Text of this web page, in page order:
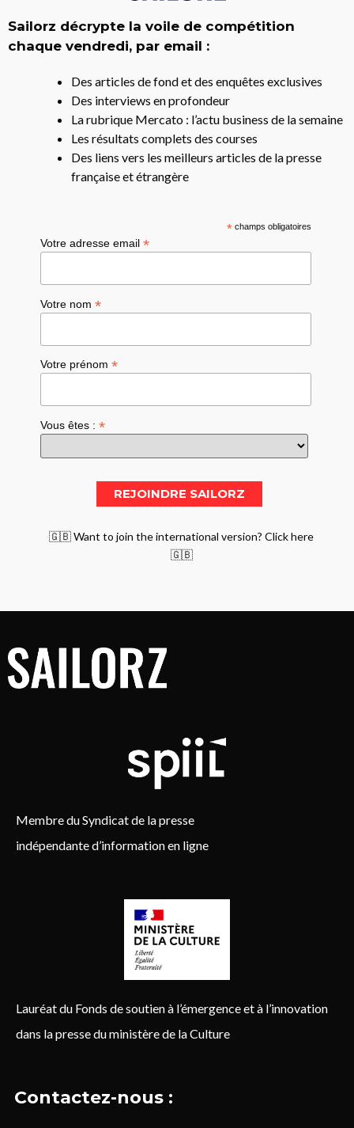
Sailorz décrypte la voile de compétition
chaque vendredi, par email :
Des articles de fond et des enquêtes exclusives
Des interviews en profondeur
La rubrique Mercato : l’actu business de la semaine
Les résultats complets des courses
Des liens vers les meilleurs articles de la presse
française et étrangère
*champs obligatoires
Votre adresse email*
Votre nom*
Votre prénom*
Vous êtes :*
🇬🇧 Want to join the international version? Click here
🇬🇧
Membre du Syndicat de la presse
indépendante d’information en ligne
Lauréat du Fonds de soutien à l’émergence et à l’innovation
dans la presse du ministère de la Culture
Contactez-nous :